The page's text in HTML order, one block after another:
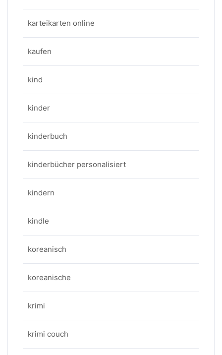
karteikarten online
kaufen
kind
kinder
kinderbuch
kinderbücher personalisiert
kindern
kindle
koreanisch
koreanische
krimi
krimi couch